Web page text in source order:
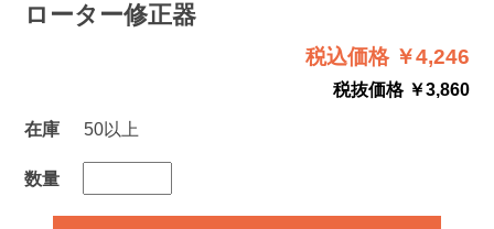
ローター修正器
税込価格 ￥4,246
税抜価格 ￥3,860
在庫
50以上
数量